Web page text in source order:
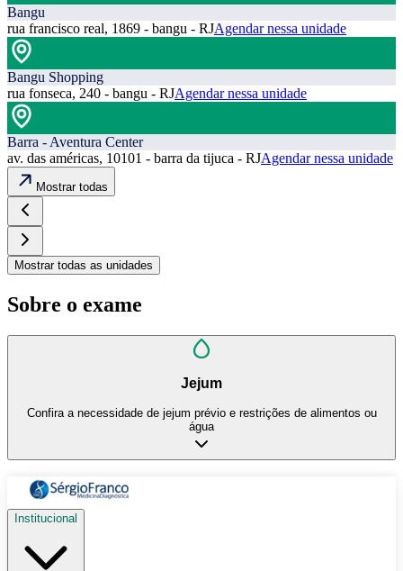
Bangu
rua francisco real, 1869 - bangu - RJAgendar nessa unidade
Bangu Shopping
rua fonseca, 240 - bangu - RJAgendar nessa unidade
Barra - Aventura Center
av. das américas, 10101 - barra da tijuca - RJAgendar nessa unidade
Mostrar todas
Mostrar todas as unidades
Sobre o exame
Jejum
Confira a necessidade de jejum prévio e restrições de alimentos ou
água
Institucional